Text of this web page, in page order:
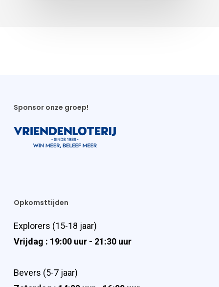
Sponsor onze groep!
Opkomsttijden
Explorers (15-18 jaar)
Vrijdag : 19:00 uur - 21:30 uur
Bevers (5-7 jaar)